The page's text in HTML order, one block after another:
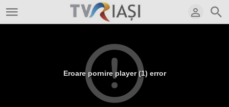
Eroare pornire player (1) error